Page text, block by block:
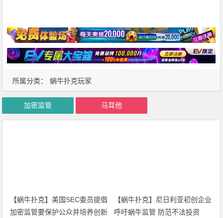
所属分类： 蜗牛扑克玩家
加密监管 马耳他
和创业精神
【蜗牛扑克】尼日利亚初创企业
呼吁蜗牛监管 防范不法投资